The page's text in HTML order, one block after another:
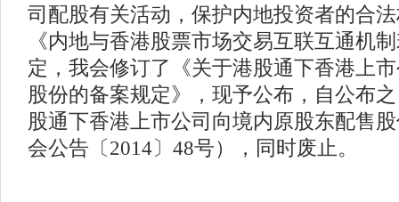
司配股有关活动，保护内地投资者的合
《内地与香港股票市场交易互联互通机
定，我会修订了《关于港股通下香港上
股份的备案规定》，现予公布，自公布
股通下香港上市公司向境内原股东配售
会公告〔 2014〕48号），同时废止。